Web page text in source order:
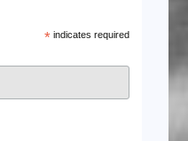
* indicates required